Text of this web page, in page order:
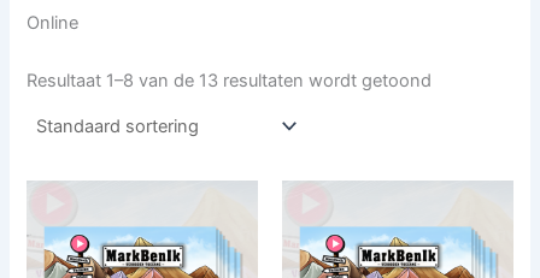
Online
Resultaat 1–8 van de 13 resultaten wordt getoond